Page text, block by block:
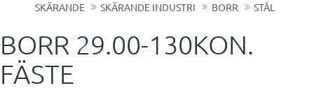
SKÄRANDE SKÄRANDE INDUSTRI BORR STÅL
BORR 29.00-130KON.
FÄSTE